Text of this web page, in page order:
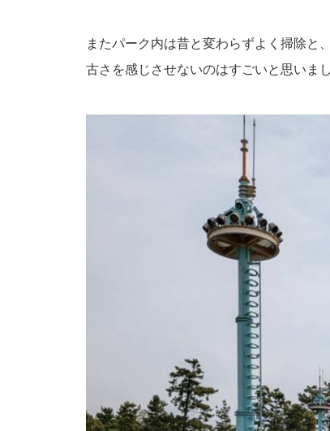
またパーク内は昔と変わらずよく掃除と
古さを感じさせないのはすごいと思いまし